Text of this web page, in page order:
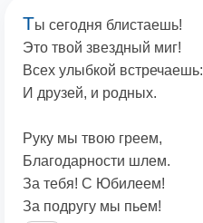
Ты сегодня блистаешь!
Это твой звездный миг!
Всех улыбкой встречаешь:
И друзей, и родных.
Руку мы твою греем,
Благодарности шлем.
За тебя! С Юбилеем!
За подругу мы пьем!